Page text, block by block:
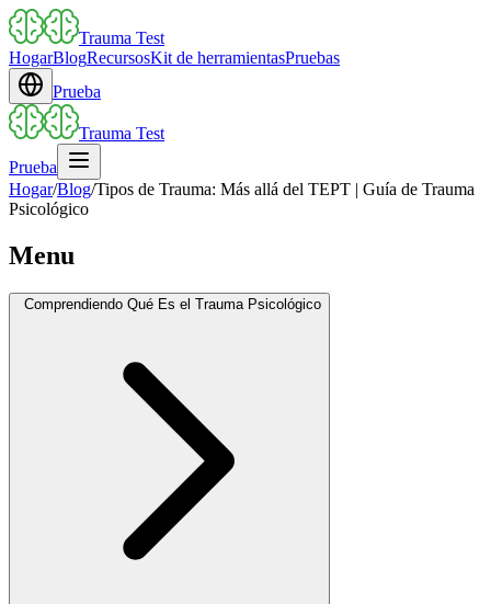
Trauma Test
HogarBlogRecursosKit de herramientasPruebas
Prueba
Trauma Test
Prueba
Hogar/Blog/Tipos de Trauma: Más allá del TEPT | Guía de Trauma
Psicológico
Menu
Comprendiendo Qué Es el Trauma Psicológico